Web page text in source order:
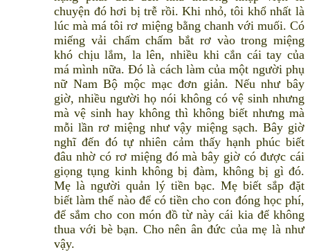
chuyện đó hơi bị trễ rồi. Khi nhỏ, tôi khổ nhất là
lúc mà má tôi rơ miệng bằng chanh với muối. Có
miếng vải chấm chấm bắt rơ vào trong miệng
khó chịu lắm, la lên, nhiều khi cắn cái tay của
má mình nữa. Đó là cách làm của một người phụ
nữ Nam Bộ mộc mạc đơn giản. Nếu như bây
giờ, nhiều người họ nói không có vệ sinh nhưng
mà vệ sinh hay không thì không biết nhưng mà
mỗi lần rơ miệng như vậy miệng sạch. Bây giờ
nghĩ đến đó tự nhiên cảm thấy hạnh phúc biết
đâu nhờ có rơ miệng đó mà bây giờ có được cái
giọng tụng kinh không bị đàm, không bị gì đó.
Mẹ là người quản lý tiền bạc. Mẹ biết sắp đặt
biết làm thế nào để có tiền cho con đóng học phí,
để sắm cho con món đồ từ này cái kia để không
thua với bè bạn. Cho nên ân đức của mẹ là như
vậy.